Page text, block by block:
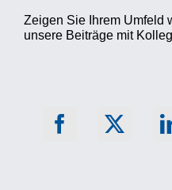
Zeigen Sie Ihrem Umfeld
unsere Beiträge mit